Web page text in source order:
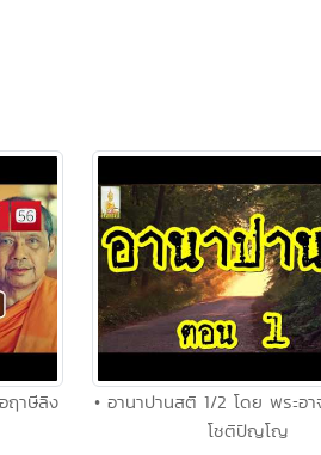
ฤาษีลิง
• อานาปานสติ 1/2 โดย พระอ
โชติปัญโญ